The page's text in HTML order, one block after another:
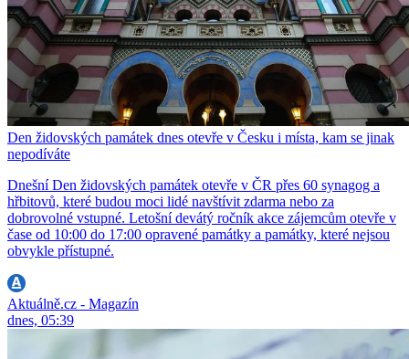
Den židovských památek dnes otevře v Česku i místa, kam se jinak
nepodíváte
Dnešní Den židovských památek otevře v ČR přes 60 synagog a
hřbitovů, které budou moci lidé navštívit zdarma nebo za
dobrovolné vstupné. Letošní devátý ročník akce zájemcům otevře v
čase od 10:00 do 17:00 opravené památky a památky, které nejsou
obvykle přístupné.
Aktuálně.cz - Magazín
dnes, 05:39